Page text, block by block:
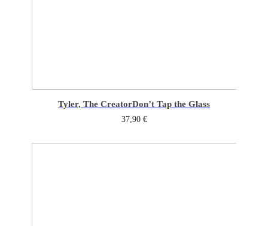
Tyler, The CreatorDon’t Tap the Glass
37,90 €